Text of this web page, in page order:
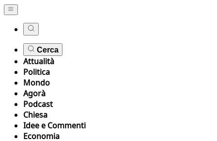
Cerca
Attualità
Politica
Mondo
Agorà
Podcast
Chiesa
Idee e Commenti
Economia